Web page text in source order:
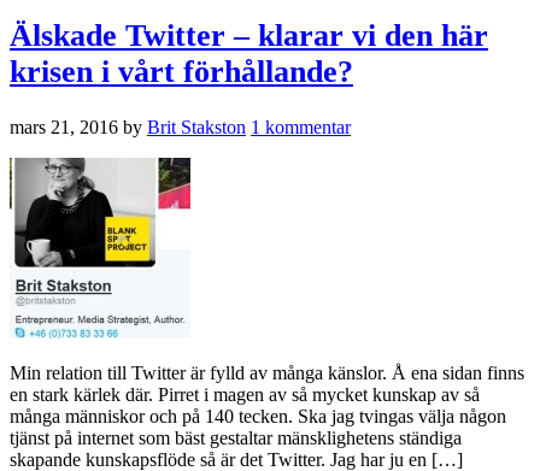
Älskade Twitter – klarar vi den här
krisen i vårt förhållande?
mars 21, 2016 by Brit Stakston 1 kommentar
Min relation till Twitter är fylld av många känslor. Å ena sidan finns
en stark kärlek där. Pirret i magen av så mycket kunskap av så
många människor och på 140 tecken. Ska jag tvingas välja någon
tjänst på internet som bäst gestaltar mänsklighetens ständiga
skapande kunskapsflöde så är det Twitter. Jag har ju en […]